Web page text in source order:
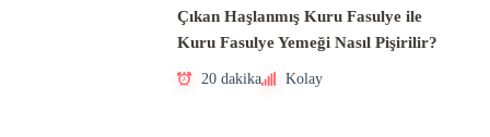
Çıkan Haşlanmış Kuru Fasulye ile
Kuru Fasulye Yemeği Nasıl Pişirilir?
20 dakika Kolay